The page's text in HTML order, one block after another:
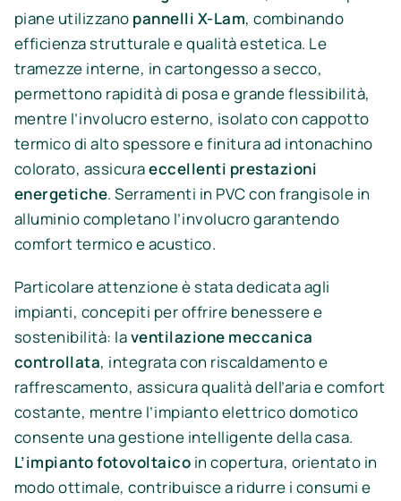
piane utilizzano pannelli X-Lam, combinando
efficienza strutturale e qualità estetica. Le
tramezze interne, in cartongesso a secco,
permettono rapidità di posa e grande flessibilità,
mentre l’involucro esterno, isolato con cappotto
termico di alto spessore e finitura ad intonachino
colorato, assicuraeccellenti prestazioni
energetiche. Serramenti in PVC con frangisole in
alluminio completano l’involucro garantendo
comfort termico e acustico.
Particolare attenzione è stata dedicata agli
impianti, concepiti per offrire benessere e
sostenibilità: laventilazione meccanica
controllata, integrata con riscaldamento e
raffrescamento, assicura qualità dell’aria e comfort
costante, mentre l’impianto elettrico domotico
consente una gestione intelligente della casa.
L’impianto fotovoltaico in copertura, orientato in
modo ottimale, contribuisce a ridurre i consumi e